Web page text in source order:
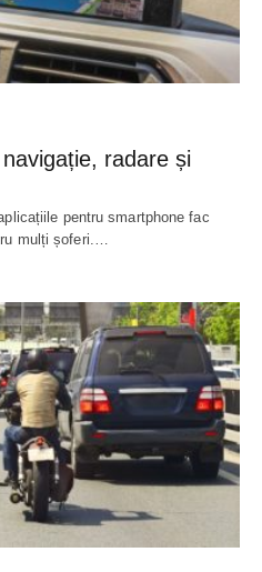
radare și
pentru smartphone fac
mulți șoferi.…